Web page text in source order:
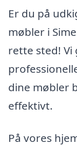
Er du på
møbler i
rette sted!
dine møbler
effektivt.
På vores